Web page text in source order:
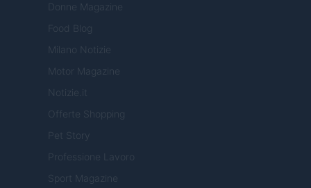
Donne Magazine
Food Blog
Milano Notizie
Motor Magazine
Notizie.it
Offerte Shopping
Pet Story
Professione Lavoro
Sport Magazine